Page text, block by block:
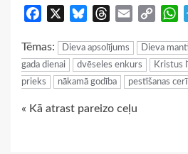
Facebook BlueskyThreads
Email
Copy
Tēmas: Dieva apsolījums Dieva
gada dienai
dvēseles enkurs Kristus
prieks
nākamā godība pestīšanas
Continue
« Kā atrast pareizo ceļu